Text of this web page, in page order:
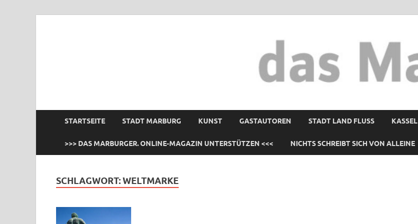
STARTSEITE STADT MARBURG KUNST GASTAUTOREN STADT LAND FLUSS KASSEL
>>> DAS MARBURGER. ONLINE-MAGAZIN UNTERSTÜTZEN <<< NICHTS SCHREIBT SICH VON ALLEINE
SCHLAGWORT:WELTMARKE